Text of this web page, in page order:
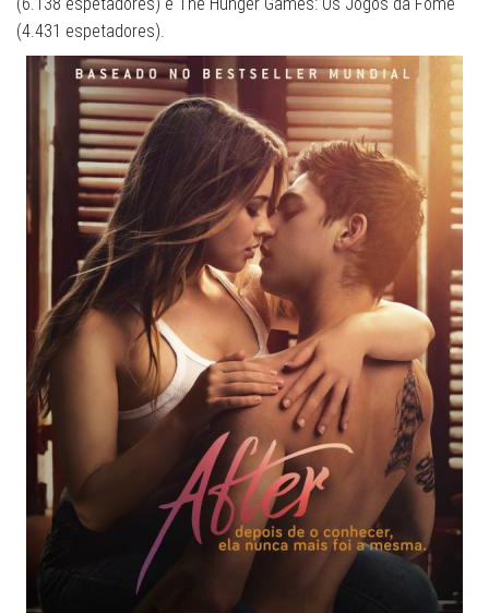
(4.431 espetadores).